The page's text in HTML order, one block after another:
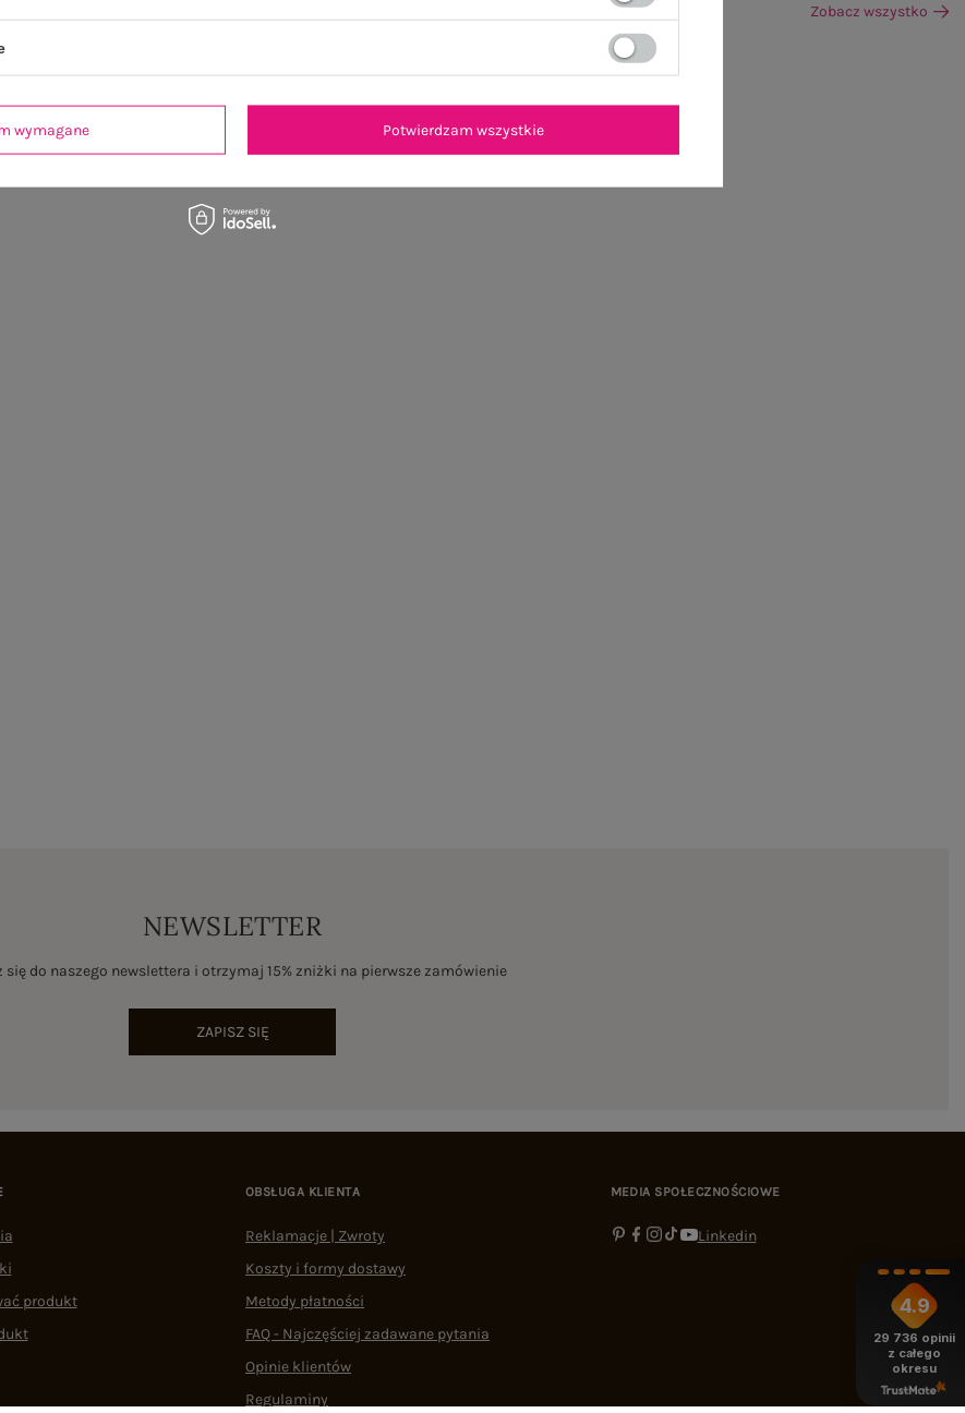
Zobacz wszystko
NEWSLETTER
się do naszego newslettera i otrzymaj 15% zniżki na pierwsze zamówienie
ZAPISZ SIĘ
produkt
OBSŁUGA KLIENTA
Reklamacje | Zwroty
Koszty i formy dostawy
Metody płatności
FAQ - Najczęściej zadawane pytania
Opinie klientów
Regulaminy
MEDIA SPOŁECZNOŚCIOWE
Linkedin
4.9
29 736 opinii
z całego
okresu
wymagane Potwierdzam wszystkie